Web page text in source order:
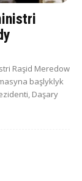
Raşid Meredow
başlyklyk
Daşary